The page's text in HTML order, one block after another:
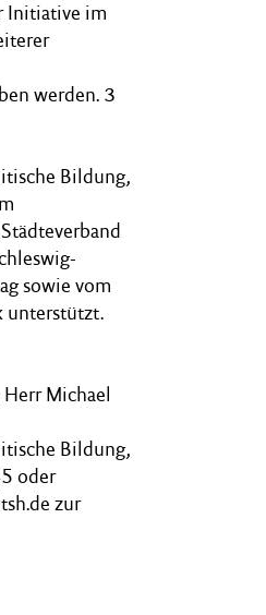
Initiative im
werden. 3
Bildung,
sowie vom
unterstützt.
Michael
Bildung,
oder
zur